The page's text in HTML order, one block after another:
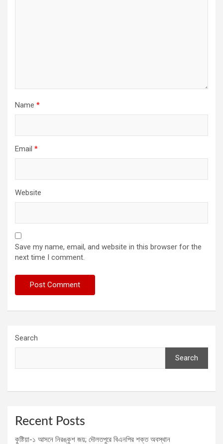
Name *
Email *
Website
Save my name, email, and website in this browser for the
next time I comment.
Search
Search
Recent Posts
কুষ্টিয়া-১ আসনে নিরঙ্কুশ জয়; দৌলতপুরে বিএনপির শক্ত অবস্থান